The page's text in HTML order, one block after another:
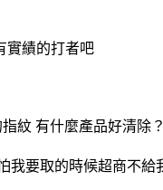
實績的打者吧
紋 有什麼產品好清除？